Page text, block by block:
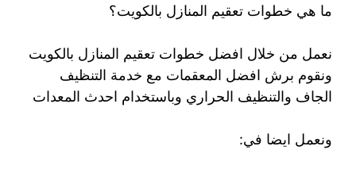
ما هي خطوات تعقيم المنازل بالكويت؟
نعمل من خلال افضل خطوات تعقيم المنازل بالكويت
ونقوم برش افضل المعقمات مع خدمة التنظيف
الجاف والتنظيف الحراري وباستخدام احدث المعدات
ونعمل ايضا في: